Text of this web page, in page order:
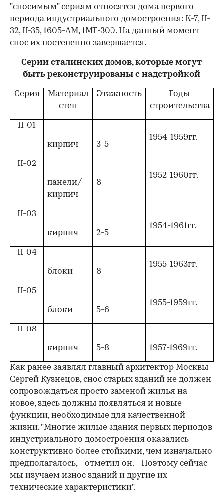
"сносимым" сериям относятся дома первого
периода индустриального домостроения: К-7, II-
32, II-35, 1605-АМ, 1МГ-300. На данный момент
снос их постепенно завершается.
Серии сталинских домов, которые могут
быть реконструированы с надстройкой
Серия
Материал
стен
Этажность
Годы
строительства
II-01
кирпич 3-5
1954-1959гг.
II-02
панели/
кирпич
8
1952-1960гг.
II-03
кирпич 2-5
1954-1961гг.
II-04
блоки 8
1955-1963гг.
II-05
блоки 5-6
1955-1959гг.
II-08
кирпич 5-8 1957-1969гг.
Как ранее заявлял главный архитектор Москвы
Сергей Кузнецов, снос старых зданий не должен
сопровождаться просто заменой жилья на
новое, здесь должны появляться и новые
функции, необходимые для качественной
жизни. "Многие жилые здания первых периодов
индустриального домостроения оказались
конструктивно более стойкими, чем изначально
предполагалось, - отметил он. - Поэтому сейчас
мы изучаем износ зданий и другие их
технические характеристики".